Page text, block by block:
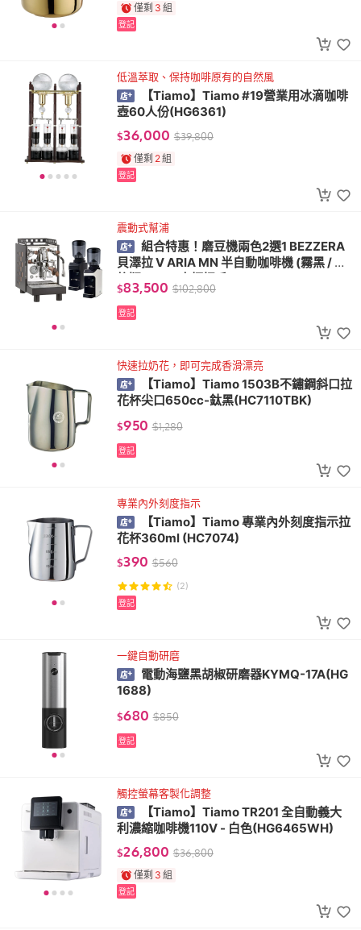
僅剩 3 組
登記
低溫萃取、保持咖啡原有的自然風
【Tiamo】Tiamo #19營業用冰滴咖啡
壺60人份(HG6361)
$36,000 $39,800
僅剩 2組
登記
震動式幫浦
組合特惠！磨豆機兩色2選1 BEZZERA
貝澤拉 V ARIA MN 半自動咖啡機 (霧黑 / 方
格版) 110V 木柄把手+ WPM ZD-17OD All
Ground 磨豆機 110V (霧黑/消光白)
$83,500 $102,800
登記
快速拉奶花，即可完成香滑漂亮
【Tiamo】Tiamo 1503B不鏽鋼斜口拉
花杯尖口650cc-鈦黑(HC7110TBK)
$950 $1,280
登記
專業內外刻度指示
【Tiamo】Tiamo 專業內外刻度指示拉
花杯360ml (HC7074)
$390 $560
(2)
登記
一鍵自動研磨
電動海鹽黑胡椒研磨器KYMQ-17A(HG
1688)
$680 $850
登記
觸控螢幕客製化調整
【Tiamo】Tiamo TR201 全自動義大
利濃縮咖啡機110V - 白色(HG6465WH)
$26,800 $36,800
僅剩 3 組
登記